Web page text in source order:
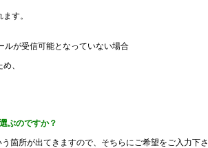
す。
ルが受信可能となっていない場合
、
ぶのですか？
う箇所が出てきますので、そちらにご希望をご入力下さ